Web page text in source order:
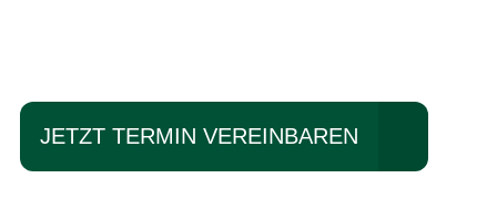
JETZT TERMIN VEREINBAREN